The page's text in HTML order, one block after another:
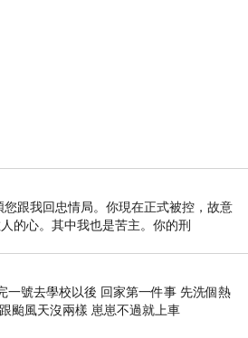
跟我回忠情局。你現在正式被控，故意
的心。其中我也是苦主。你的刑
一號去學校以後 回家第一件事 先洗個熱
風天沒兩樣 崽崽不過就上車